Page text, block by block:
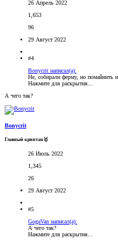
26 Апрель 2022
1,653
96
29 Август 2022
#4
Bonycrit написал(а):
Не, собирали ферму, но помайнить
Нажмите для раскрытия...
А чего так?
Bonycrit
Главный криптан🥇
26 Июль 2022
1,345
26
29 Август 2022
#5
GogaVan написал(а):
А чего так?
Нажмите для раскрытия...